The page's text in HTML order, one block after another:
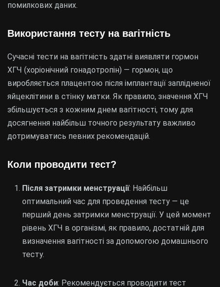
помилкових даних.
Використання тесту на вагітність
Сучасні тести на вагітність здатні виявляти гормон
ХГЧ (хоріонічний гонадотропін) — гормон, що
виробляється плацентою після імплантації заплідненої
яйцеклітини в стінку матки. Як правило, значення ХГЧ
збільшується з кожним днем вагітності, тому для
досягнення найбільш точного результату важливо
дотримуватись певних рекомендацій.
Коли проводити тест?
Після затримки менструації: Найбільш
оптимальний час для проведення тесту — це
перший день затримки менструації. У цей момент
рівень ХГЧ в організмі, як правило, достатній для
визначення вагітності за допомогою домашнього
тесту.
Час доби: Рекомендується проводити тест